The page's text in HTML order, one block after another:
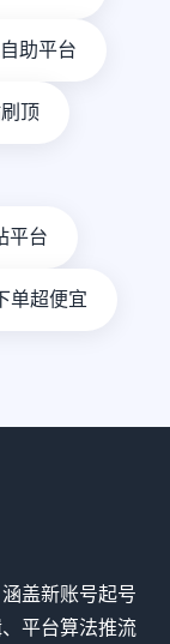
助平台
顶
平台
单超便宜
盖新账号起号
平台算法推流